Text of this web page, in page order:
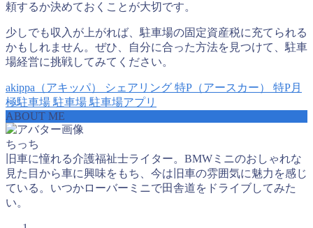
頼するか決めておくことが大切です。
少しでも収入が上がれば、駐車場の固定資産税に充てられる
かもしれません。ぜひ、自分に合った方法を見つけて、駐車
場経営に挑戦してみてください。
akippa（アキッパ） シェアリング 特P（アースカー）
特P月
極駐車場 駐車場 駐車場アプリ
ABOUT ME
ちっち
旧車に憧れる介護福祉士ライター。BMWミニのおしゃれな
見た目から車に興味をもち、今は旧車の雰囲気に魅力を感じ
ている。いつかローバーミニで田舎道をドライブしてみた
い。